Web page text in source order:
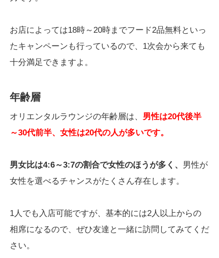
お店によっては18時～20時までフード2品無料といっ
たキャンペーンも行っているので、1次会から来ても
十分満足できますよ。
年齢層
オリエンタルラウンジの年齢層は、 男性は20代後半
～30代前半、女性は20代の人が多いです。
男女比は4:6～3:7の割合で女性のほうが多く、 男性が
女性を選べるチャンスがたくさん存在します。
1人でも入店可能ですが、基本的には2人以上からの
相席になるので、ぜひ友達と一緒に訪問してみてくだ
さい。